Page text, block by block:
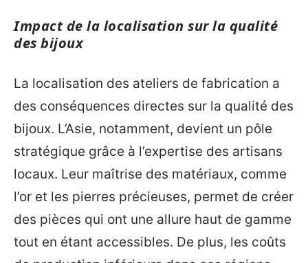
Impact de la localisation sur la qualité
des bijoux
La localisation des ateliers de fabrication a
des conséquences directes sur la qualité des
bijoux. L’Asie, notamment, devient un pôle
stratégique grâce à l’expertise des artisans
locaux. Leur maîtrise des matériaux, comme
l’or et les pierres précieuses, permet de créer
des pièces qui ont une allure haut de gamme
tout en étant accessibles. De plus, les coûts